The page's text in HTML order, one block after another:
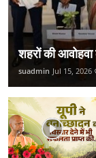
शहरों की
suadmin Jul 15, 2026